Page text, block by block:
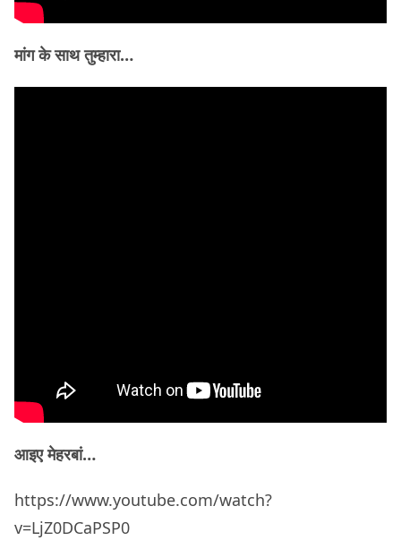
मांग के साथ तुम्हारा…
आइए मेहरबां…
https://www.youtube.com/watch?
v=LjZ0DCaPSP0